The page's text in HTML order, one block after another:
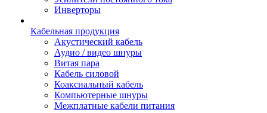
Инверторы
Кабельная продукция
Акустический кабель
Аудио / видео шнуры
Витая пара
Кабель силовой
Коаксиальный кабель
Компьютерные шнуры
Межплатные кабели питания